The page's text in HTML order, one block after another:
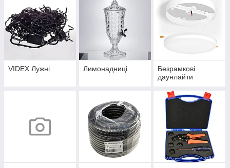
VIDEX Лужні Лимонадниці
Безрамкові
даунлайти